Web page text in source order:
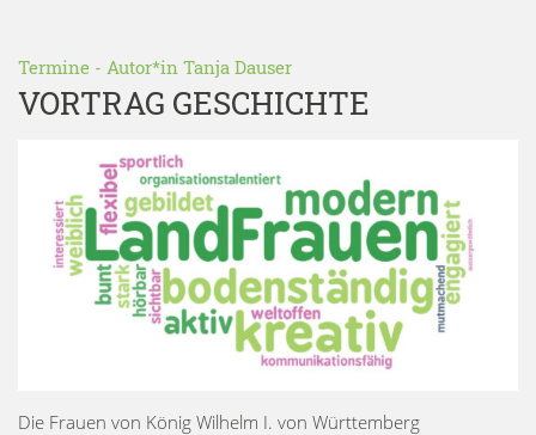
Termine - Autor*in Tanja Dauser
VORTRAG GESCHICHTE
Die Frauen von König Wilhelm I. von Württemberg